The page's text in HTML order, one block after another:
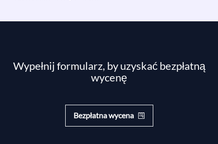
Wypełnij formularz, by uzyskać bezpłatną
wycenę
Bezpłatna wycena